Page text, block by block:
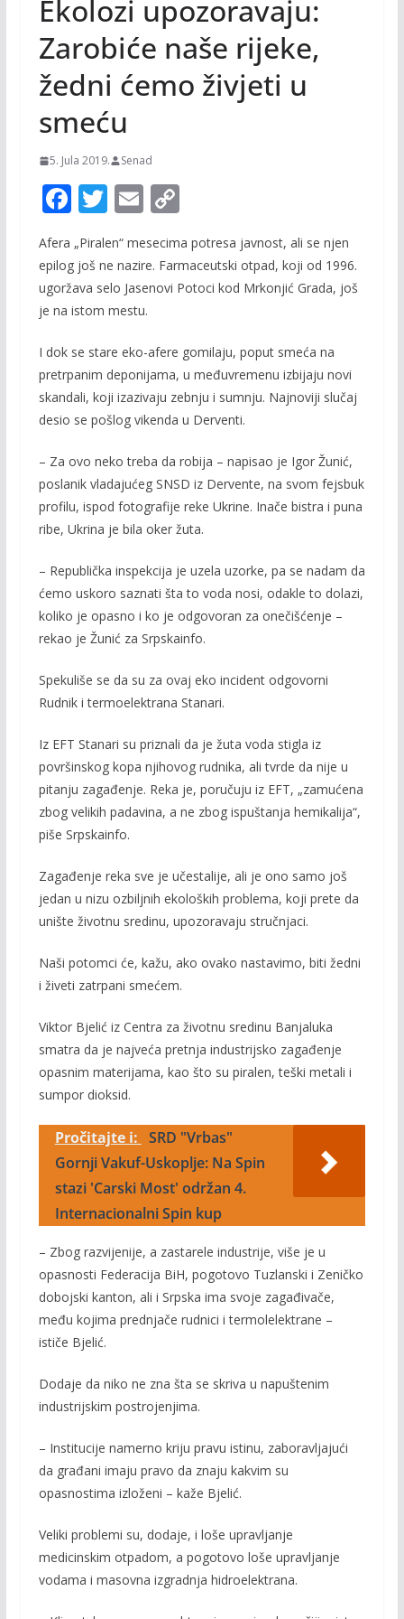
Ekolozi upozoravaju:
Zarobiće naše rijeke,
žedni ćemo živjeti u
smeću
5. Jula 2019. Senad
F
e
b
o
o
k
T
itt
er
E
ai
l
C
p
y
n
k
Afera „Piralen“ mesecima potresa javnost, ali se njen
epilog još ne nazire. Farmaceutski otpad, koji od 1996.
ugoržava selo Jasenovi Potoci kod Mrkonjić Grada, još
je na istom mestu.
I dok se stare eko-afere gomilaju, poput smeća na
pretrpanim deponijama, u međuvremenu izbijaju novi
skandali, koji izazivaju zebnju i sumnju. Najnoviji slučaj
desio se pošlog vikenda u Derventi.
– Za ovo neko treba da robija – napisao je Igor Žunić,
poslanik vladajućeg SNSD iz Dervente, na svom fejsbuk
profilu, ispod fotografije reke Ukrine. Inače bistra i puna
ribe, Ukrina je bila oker žuta.
– Republička inspekcija je uzela uzorke, pa se nadam da
ćemo uskoro saznati šta to voda nosi, odakle to dolazi,
koliko je opasno i ko je odgovoran za onečišćenje –
rekao je Žunić za Srpskainfo.
Spekuliše se da su za ovaj eko incident odgovorni
Rudnik i termoelektrana Stanari.
Iz EFT Stanari su priznali da je žuta voda stigla iz
površinskog kopa njihovog rudnika, ali tvrde da nije u
pitanju zagađenje. Reka je, poručuju iz EFT, „zamućena
zbog velikih padavina, a ne zbog ispuštanja hemikalija“,
piše Srpskainfo.
Zagađenje reka sve je učestalije, ali je ono samo još
jedan u nizu ozbiljnih ekoloških problema, koji prete da
unište životnu sredinu, upozoravaju stručnjaci.
Naši potomci će, kažu, ako ovako nastavimo, biti žedni
i živeti zatrpani smećem.
Viktor Bjelić iz Centra za životnu sredinu Banjaluka
smatra da je najveća pretnja industrijsko zagađenje
opasnim materijama, kao što su piralen, teški metali i
sumpor dioksid.
Pročitajte i: SRD "Vrbas"
Gornji Vakuf-Uskoplje: Na Spin
stazi 'Carski Most' održan 4.
Internacionalni Spin kup
– Zbog razvijenije, a zastarele industrije, više je u
opasnosti Federacija BiH, pogotovo Tuzlanski i Zeničko
dobojski kanton, ali i Srpska ima svoje zagađivače,
među kojima prednjače rudnici i termolelektrane –
ističe Bjelić.
Dodaje da niko ne zna šta se skriva u napuštenim
industrijskim postrojenjima.
– Institucije namerno kriju pravu istinu, zaboravljajući
da građani imaju pravo da znaju kakvim su
opasnostima izloženi – kaže Bjelić.
Veliki problemi su, dodaje, i loše upravljanje
medicinskim otpadom, a pogotovo loše upravljanje
vodama i masovna izgradnja hidroelektrana.